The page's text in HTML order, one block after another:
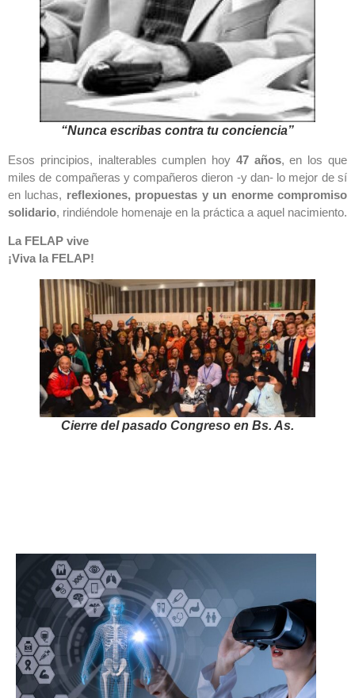
“Nunca escribas contra tu conciencia”
Esos principios, inalterables cumplen hoy 47 años, en los que
miles de compañeras y compañeros dieron -y dan- lo mejor de sí
en luchas, reflexiones, propuestas y un enorme compromiso
solidario, rindiéndole homenaje en la práctica a aquel nacimiento.
La FELAP vive
¡Viva la FELAP!
Cierre del pasado Congreso en Bs. As.